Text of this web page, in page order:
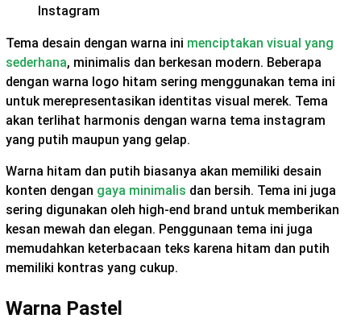
Tema desain dengan warna ini menciptakan visual yang
sederhana, minimalis dan berkesan modern. Beberapa
dengan warna logo hitam sering menggunakan tema ini
untuk merepresentasikan identitas visual merek. Tema
akan terlihat harmonis dengan warna tema instagram
yang putih maupun yang gelap.
Warna hitam dan putih biasanya akan memiliki desain
konten dengan gaya minimalis dan bersih. Tema ini juga
sering digunakan oleh high-end brand untuk memberikan
kesan mewah dan elegan. Penggunaan tema ini juga
memudahkan keterbacaan teks karena hitam dan putih
memiliki kontras yang cukup.
Warna Pastel